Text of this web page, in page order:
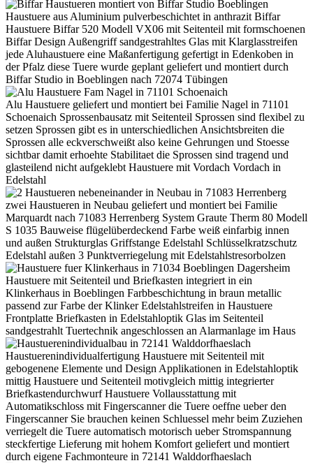
Haustuere aus Aluminium pulverbeschichtet in anthrazit Biffar
Haustuere Biffar 520 Modell VX06 mit Seitenteil mit formschoenen
Biffar Design Außengriff sandgestrahltes Glas mit Klarglasstreifen
jede Aluhaustuere eine Maßanfertigung gefertigt in Edenkoben in
der Pfalz diese Tuere wurde geplant geliefert und montiert durch
Biffar Studio in Boeblingen nach 72074 Tübingen
Alu Haustuere geliefert und montiert bei Familie Nagel in 71101
Schoenaich Sprossenbausatz mit Seitenteil Sprossen sind flexibel zu
setzen Sprossen gibt es in unterschiedlichen Ansichtsbreiten die
Sprossen alle eckverschweißt also keine Gehrungen und Stoesse
sichtbar damit erhoehte Stabilitaet die Sprossen sind tragend und
glasteilend nicht aufgeklebt Haustuere mit Vordach Vordach in
Edelstahl
zwei Haustueren in Neubau geliefert und montiert bei Familie
Marquardt nach 71083 Herrenberg System Graute Therm 80 Modell
S 1035 Bauweise flügelüberdeckend Farbe weiß einfarbig innen
und außen Strukturglas Griffstange Edelstahl Schlüsselkratzschutz
Edelstahl außen 3 Punktverriegelung mit Edelstahlstresorbolzen
Haustuere mit Seitenteil und Briefkasten integriert in ein
Klinkerhaus in Boeblingen Farbbeschichtung in braun metallic
passend zur Farbe der Klinker Edelstahlstreifen in Haustuere
Frontplatte Briefkasten in Edelstahloptik Glas im Seitenteil
sandgestrahlt Tuertechnik angeschlossen an Alarmanlage im Haus
Haustuerenindividualfertigung Haustuere mit Seitenteil mit
gebogenene Elemente und Design Applikationen in Edelstahloptik
mittig Haustuere und Seitenteil motivgleich mittig integrierter
Briefkastendurchwurf Haustuere Vollausstattung mit
Automatikschloss mit Fingerscanner die Tuere oeffne ueber den
Fingerscanner Sie brauchen keinen Schluessel mehr beim Zuziehen
verriegelt die Tuere automatisch motorisch ueber Stromspannung
steckfertige Lieferung mit hohem Komfort geliefert und montiert
durch eigene Fachmonteure in 72141 Walddorfhaeslach